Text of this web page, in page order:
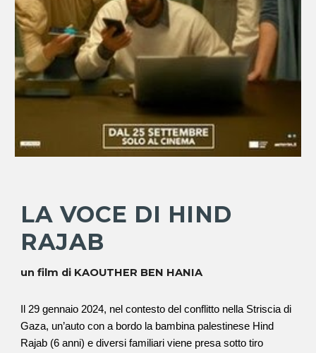
LA VOCE DI HIND
RAJAB
un film di KAOUTHER BEN HANIA
Il 29 gennaio 2024, nel contesto del conflitto nella Striscia di
Gaza, un’auto con a bordo la bambina palestinese Hind
Rajab (6 anni) e diversi familiari viene presa sotto tiro